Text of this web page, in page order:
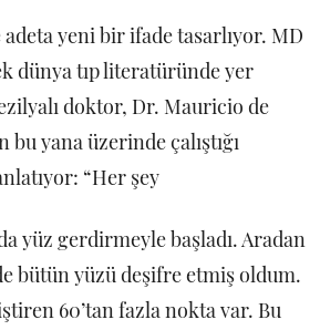
yeni bir ifade tasarlıyor. MD
dünya tıp literatüründe yer
doktor, Dr. Mauricio de
bu yana üzerinde çalıştığı
“Her şey
yüz gerdirmeyle başladı. Aradan
bütün yüzü deşifre etmiş oldum.
60’tan fazla nokta var. Bu